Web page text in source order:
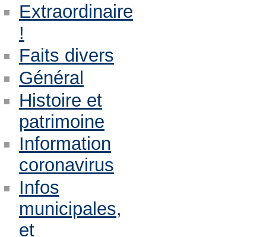
Extraordinaire
!
Faits divers
Général
Histoire et
patrimoine
Information
coronavirus
Infos
municipales,
et